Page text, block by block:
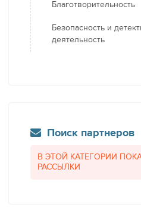
Благотворительность
Безопасность и
деятельность
Поиск партнеров
В ЭТОЙ КАТЕГОРИИ
РАССЫЛКИ